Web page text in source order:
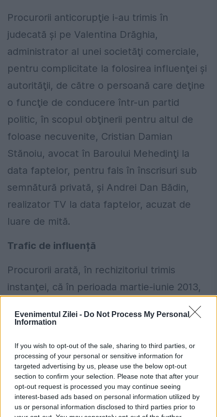
Evenimentul Zilei - Do Not Process My Personal
Information
If you wish to opt-out of the sale, sharing to third parties, or
processing of your personal or sensitive information for
targeted advertising by us, please use the below opt-out
section to confirm your selection. Please note that after your
opt-out request is processed you may continue seeing
interest-based ads based on personal information utilized by
us or personal information disclosed to third parties prior to
Procurorii anticorupţie i-au trimis în
judecată şi pe Valentina Drăghia,
administrator al unei societăţi comerciale,
pentru complicitate la folosirea influenţei şi
autorităţii, de către o persoană care deţine
o funcţie de conducere într-un partid
politic, în scopul obţinerii pentru altul de
foloase necuvenite, Cristian Damian
Stănoiu, avocat în Baroului Mehedinţi la
data faptelor, pentru fals în înscrisuri sub
semnătură privată, şi Andrei Dan Bădin,
realizator TV la data faptelor, acuzat de
luare de mită.
Trafic de influență
Procurorii arată, în rechizitoriul trimis
instanţei, că în perioada martie-iunie 2013,
Adrian Duicu i-ar fi spus lui Ştefan Ponea că
are influenţă asupra unor membri ai
conducerea Ministerului Afacerilor Interne,
a şefului Poliţiei Române, Petre Tobă, pe de
o parte, şi asupra unor consilieri locali ai
Consiliului Local al municipiului Orşova, pe